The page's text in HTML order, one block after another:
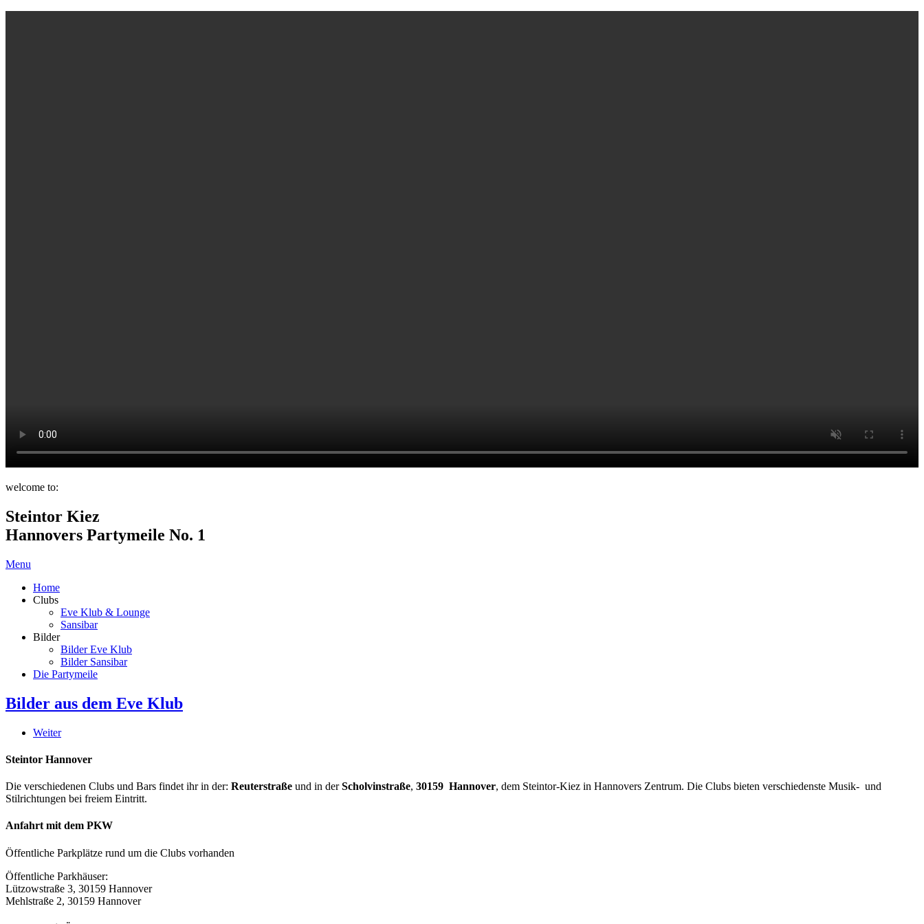
welcome to:
Steintor Kiez
Hannovers Partymeile No. 1
Menu
Home
Clubs
Eve Klub & Lounge
Sansibar
Bilder
Bilder Eve Klub
Bilder Sansibar
Die Partymeile
Bilder aus dem Eve Klub
Weiter
Steintor Hannover
Die verschiedenen Clubs und Bars findet ihr in der: Reuterstraße und in derScholvinstraße, 30159 Hannover, dem Steintor-Kiez in Hannovers Zentrum. Die Clubs bieten verschiedenste Musik- und
Stilrichtungen bei freiem Eintritt.
Anfahrt mit dem PKW
Öffentliche Parkplätze rund um die Clubs vorhanden
Öffentliche Parkhäuser:
Lützowstraße 3, 30159 Hannover
Mehlstraße 2, 30159 Hannover